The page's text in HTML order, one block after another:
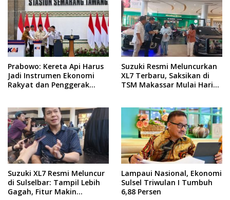
Prabowo: Kereta Api Harus
Jadi Instrumen Ekonomi
Rakyat dan Penggerak
Suzuki Resmi Meluncurkan
XL7 Terbaru, Saksikan di
TSM Makassar Mulai Hari
Suzuki XL7 Resmi Meluncur
di Sulselbar: Tampil Lebih
Gagah, Fitur Makin
Lampaui Nasional, Ekonomi
Sulsel Triwulan I Tumbuh
6,88 Persen